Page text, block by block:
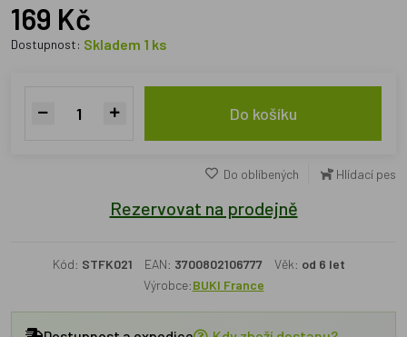
169 Kč
Dostupnost: Skladem 1 ks
Do košíku
Do oblíbených Hlídací pes
Rezervovat na prodejně
Kód: STFK021 EAN: 3700802106777 Věk: od 6 let
Výrobce:BUKI France